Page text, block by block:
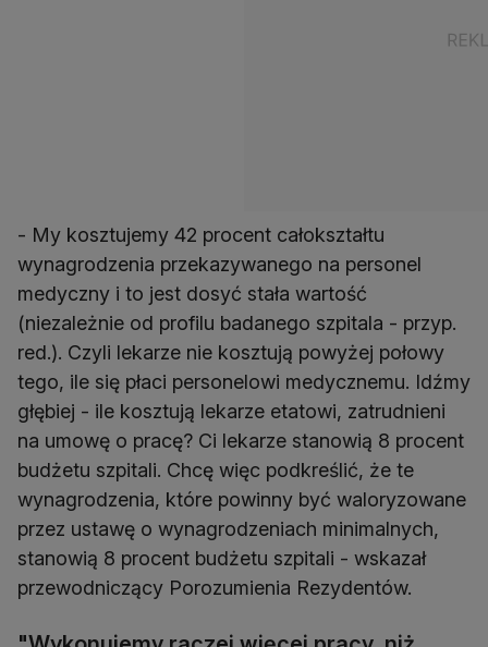
- My kosztujemy 42 procent całokształtu
wynagrodzenia przekazywanego na personel
medyczny i to jest dosyć stała wartość
(niezależnie od profilu badanego szpitala - przyp.
red.). Czyli lekarze nie kosztują powyżej połowy
tego, ile się płaci personelowi medycznemu. Idźmy
głębiej - ile kosztują lekarze etatowi, zatrudnieni
na umowę o pracę? Ci lekarze stanowią 8 procent
budżetu szpitali. Chcę więc podkreślić, że te
wynagrodzenia, które powinny być waloryzowane
przez ustawę o wynagrodzeniach minimalnych,
stanowią 8 procent budżetu szpitali - wskazał
przewodniczący Porozumienia Rezydentów.